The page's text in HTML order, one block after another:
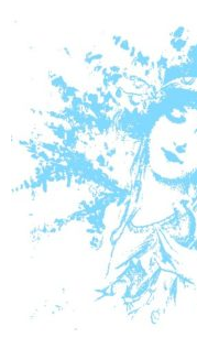
北欧メタル
メロディアス・ロック
ヘヴィ・メタル
ジャーマン・メタル
アメリカン・メタル
ブリティッシュ・ロック